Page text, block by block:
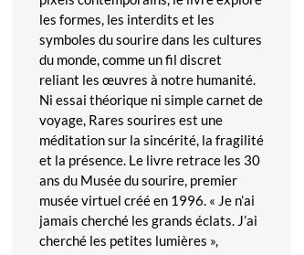
les formes, les interdits et les
symboles du sourire dans les cultures
du monde, comme un fil discret
reliant les œuvres à notre humanité.
Ni essai théorique ni simple carnet de
voyage, Rares sourires est une
méditation sur la sincérité, la fragilité
et la présence. Le livre retrace les 30
ans du Musée du sourire, premier
musée virtuel créé en 1996. « Je n’ai
jamais cherché les grands éclats. J’ai
cherché les petites lumières »,